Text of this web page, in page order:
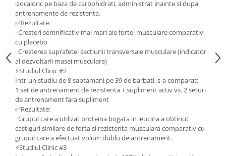
izocaloric pe baza de carbohidrati, administrat inainte si dupa
antrenamente de rezistenta.
✅Rezultate:
· Cresteri semnificativ mai mari ale fortei musculare comparativ
cu placebo
· Cresterea suprafetei sectiunii transversale musculare (indicator
al dezvoltarii masei musculare)
⚡Studiul Clinic #2
Intr-un studiu de 8 saptamani pe 39 de barbati, s-a comparat:
1 set de antrenament de rezistenta + supliment activ vs. 2 seturi
de antrenament fara supliment
✅Rezultate:
· Grupul care a utilizat proteina bogata in leucina a obtinut
castiguri similare de forta si rezistenta musculara comparativ cu
grupul care a efectuat volum dublu de antrenament.
⚡Studiul Clinic #3